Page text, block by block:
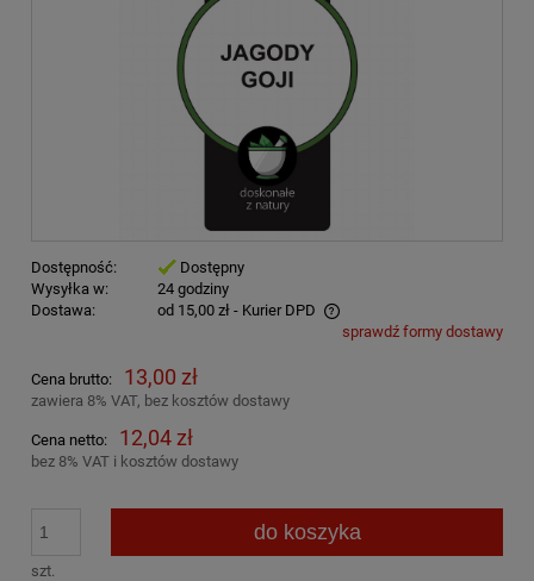
Dostępność:
Dostępny
Wysyłka w:
24 godziny
Dostawa:
od 15,00 zł - Kurier DPD
Cena nie zawiera ewentualnych kosztów płatnościsprawdź formy dostawy
Cena brutto: 13,00 zł
zawiera 8% VAT, bez kosztów dostawy
Cena netto: 12,04 zł
bez 8% VAT i kosztów dostawy
szt.
do koszyka